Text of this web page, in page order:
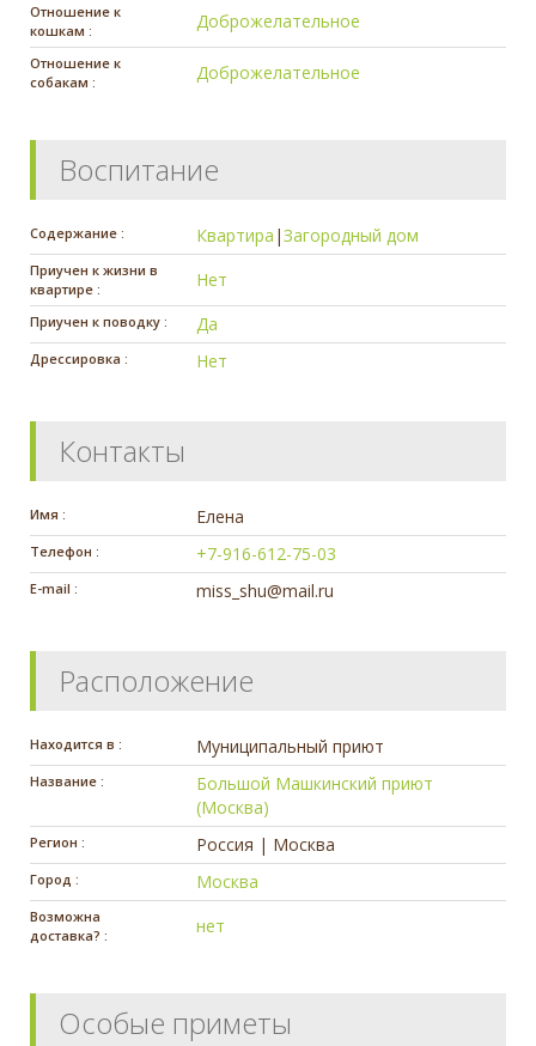
Отношение к
кошкам :
Доброжелательное
Отношение к
собакам :
Доброжелательное
Воспитание
Содержание : Квартира |Загородный дом
Приучен к жизни в
квартире :
Нет
Приучен к поводку : Да
Дрессировка : Нет
Контакты
Имя : Елена
Телефон : +7-916-612-75-03
E-mail : miss_shu@mail.ru
Расположение
Находится в : Муниципальный приют
Название :
Большой Машкинский приют
(Москва)
Регион : Россия | Москва
Город : Москва
Возможна
доставка? :
нет
Особые приметы